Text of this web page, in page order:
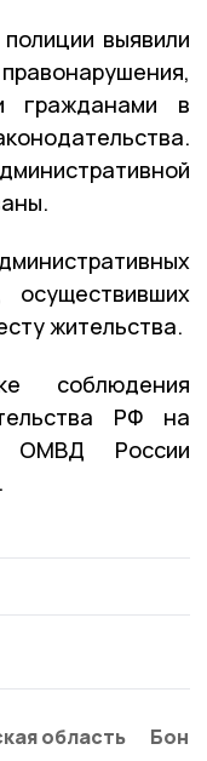
выявили
гражданами в
жительства.
соблюдения
РФ на
ОМВД России
область